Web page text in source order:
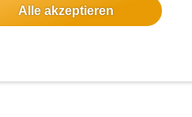
Alle akzeptieren